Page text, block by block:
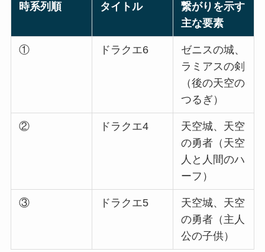
時系列順 タイトル
繋がりを示す
主な要素
① ドラクエ6
ゼニスの城、
ラミアスの剣
（後の天空の
つるぎ）
② ドラクエ4
天空城、天空
の勇者（天空
人と人間のハ
ーフ）
③ ドラクエ5
天空城、天空
の勇者（主人
公の子供）